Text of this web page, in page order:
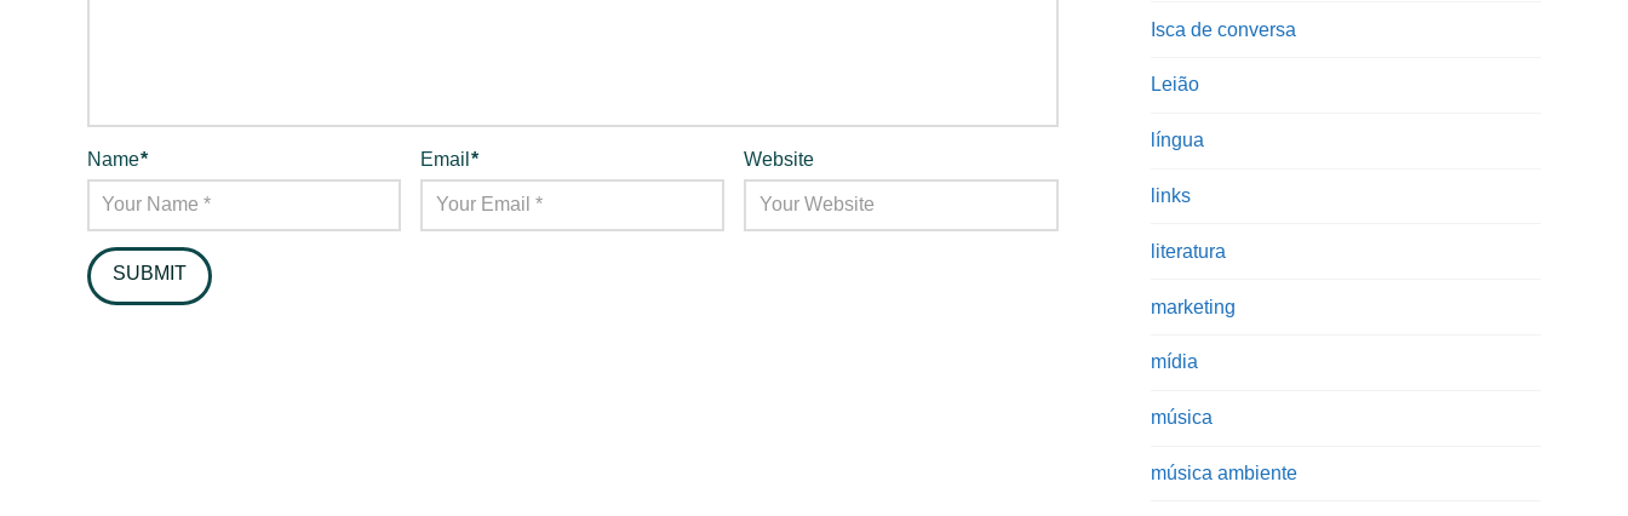
Name* Email* Website
Isca de conversa
Leião
língua
links
literatura
marketing
mídia
música
música ambiente